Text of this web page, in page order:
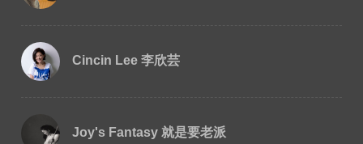
Cincin Lee 李欣芸
Joy's Fantasy 就是要老派